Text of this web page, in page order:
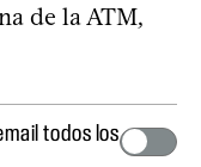
de la ATM,
todos los